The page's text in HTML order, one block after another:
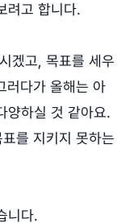
려고 합니다.
겠고, 목표를 세우
러다가 올해는 아
양하실 것 같아요.
를 지키지 못하는
니다.